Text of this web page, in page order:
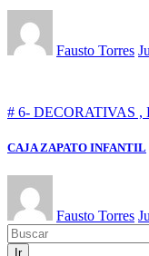
Fausto Torres
# 6- DECORATIVAS
CAJA ZAPATO INFANTIL
Fausto Torres
Ir